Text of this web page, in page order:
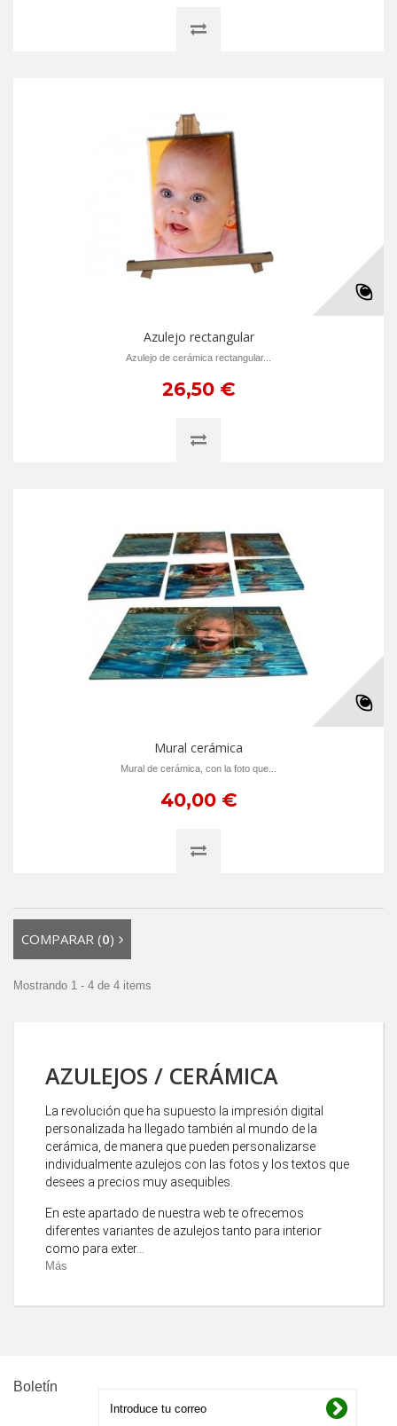
Azulejo rectangular
Azulejo de cerámica rectangular...
26,50 €
Mural cerámica
Mural de cerámica, con la foto que...
40,00 €
COMPARAR (0)
Mostrando 1 - 4 de 4 items
AZULEJOS / CERÁMICA
La revolución que ha supuesto la impresión digital
personalizada ha llegado también al mundo de la
cerámica, de manera que pueden personalizarse
individualmente azulejos con las fotos y los textos que
desees a precios muy asequibles.
En este apartado de nuestra web te ofrecemos
diferentes variantes de azulejos tanto para interior
como para exter...
Más
Boletín